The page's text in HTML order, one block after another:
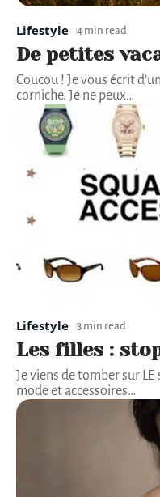
Lifestyle 4 min read
De petites
Coucou ! Je vous écrit
corniche. Je ne peux…
Lifestyle 3 min read
Les filles :
Je viens de tomber sur
mode et accessoires…